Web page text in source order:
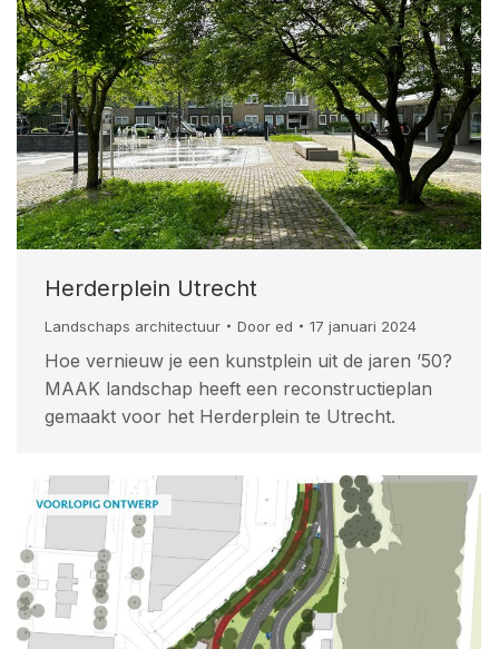
Herderplein Utrecht
Landschaps architectuur Door ed 17 januari 2024
Hoe vernieuw je een kunstplein uit de jaren ’50?
MAAK landschap heeft een reconstructieplan
gemaakt voor het Herderplein te Utrecht.